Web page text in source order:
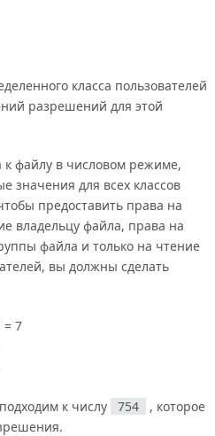
класса пользователей
разрешений для этой
к файлу в числовом режиме,
значения для всех классов
предоставить права на
владельцу файла, права на
файла и только на чтение
вы должны сделать
= 7
к числу 754
, которое